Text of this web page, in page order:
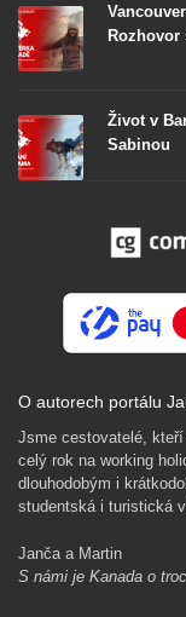
Rozhovor
Život v
Sabinou
O autorech portálu
Jsme cestovatelé,
celý rok na working
dlouhodobým i
studentská i turistická
Janča a Martin
S námi je Kanada o